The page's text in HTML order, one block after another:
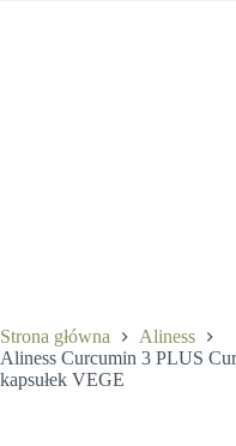
Strona główna
Aliness
Aliness Curcumin 3 PLUS
kapsułek VEGE